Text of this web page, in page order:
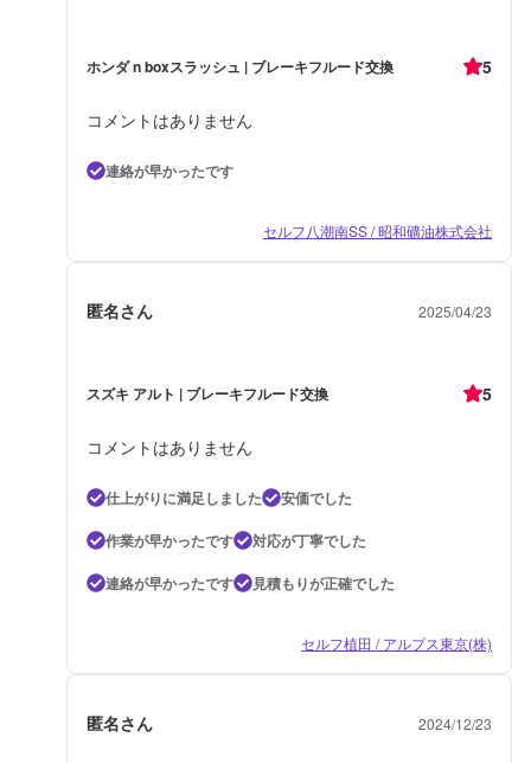
ホンダ n boxスラッシュ | ブレーキフルード交換 5
コメントはありません
連絡が早かったです
セルフ八潮南SS / 昭和礦油株式会社
匿名さん 2025/04/23
スズキ アルト | ブレーキフルード交換 5
コメントはありません
仕上がりに満足しました
安価でした
作業が早かったです
対応が丁寧でした
連絡が早かったです
見積もりが正確でした
セルフ植田 / アルプス東京(株)
匿名さん 2024/12/23